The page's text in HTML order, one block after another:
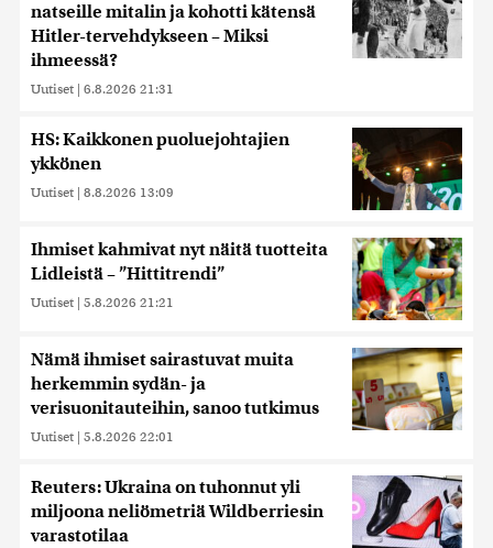
natseille mitalin ja kohotti kätensä
Hitler-tervehdykseen – Miksi
ihmeessä?
Uutiset | 6.8.2026 21:31
HS: Kaikkonen puoluejohtajien
ykkönen
Uutiset | 8.8.2026 13:09
Ihmiset kahmivat nyt näitä tuotteita
Lidleistä – ”Hittitrendi”
Uutiset | 5.8.2026 21:21
Nämä ihmiset sairastuvat muita
herkemmin sydän- ja
verisuonitauteihin, sanoo tutkimus
Uutiset | 5.8.2026 22:01
Reuters: Ukraina on tuhonnut yli
miljoona neliömetriä Wildberriesin
varastotilaa